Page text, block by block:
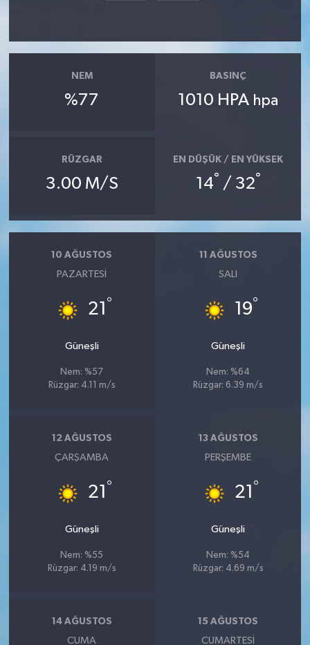
NEM
%77
BASINÇ
1010 HPA hpa
RÜZGAR
3.00 M/S
EN DÜŞÜK / EN YÜKSEK
14° / 32°
10 AĞUSTOS
PAZARTESI
21 °
Güneşli
Nem: %57
Rüzgar: 4.11 m/s
11 AĞUSTOS
SALI
19°
Güneşli
Nem: %64
Rüzgar: 6.39 m/s
12 AĞUSTOS
ÇARŞAMBA
21 °
Güneşli
Nem: %55
Rüzgar: 4.19 m/s
13 AĞUSTOS
PERŞEMBE
21 °
Güneşli
Nem: %54
Rüzgar: 4.69 m/s
14 AĞUSTOS
CUMA
15 AĞUSTOS
CUMARTESI